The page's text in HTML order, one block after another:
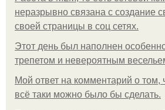
неразрывно связана с создание
своей страницы в соц сетях.
Этот день был наполнен
трепетом и невероятным
Мой ответ на комментарий о том,
всё таки можно было бы сделать.